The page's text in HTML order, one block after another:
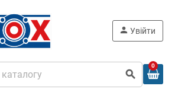
search
person Увійти
0